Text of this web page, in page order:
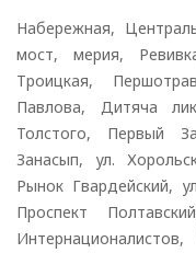
Набережная,
мост, мерия,
Троицкая,
Павлова, Дитяча
Толстого, Первый
Занасып, ул.
Рынок Гвардейский,
Проспект